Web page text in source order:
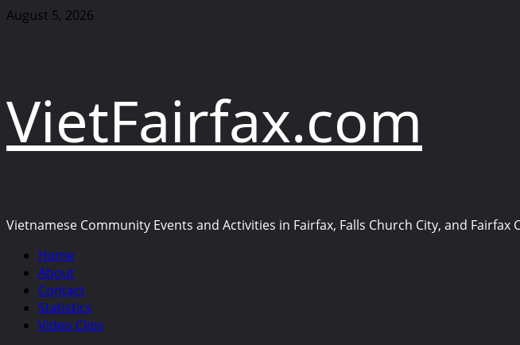
Skip
August 5, 2026
VietFairfax.com
Vietnamese Community Events and Activities in Fairfax, Falls Church City, and Fairfax
Primary
Menu
Home
About
Contact
Statistics
Video Clips